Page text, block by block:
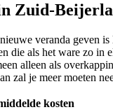
Zuid-
veranda geven
die als het ware zo in
alleen als
zal je meer moeten
kosten